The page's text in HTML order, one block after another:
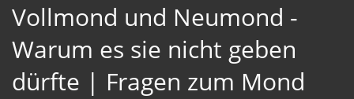
Vollmond und Neumond -
Warum es sie nicht geben
dürfte | Fragen zum Mond